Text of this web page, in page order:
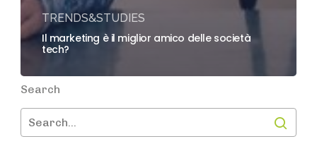
TRENDS&STUDIES
Il marketing è il miglior amico delle società
tech?
Search